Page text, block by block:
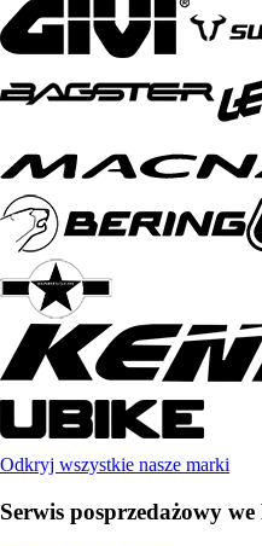
Odkryj wszystkie nasze marki
Serwis posprzedażowy